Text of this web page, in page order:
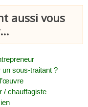
aussi vous
sous-traitant ?
/ chauffagiste